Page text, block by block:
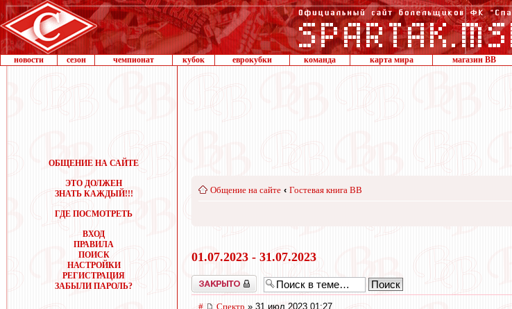
новости сезон чемпионат кубок еврокубки команда карта мира магазин ВВ
ОБЩЕНИЕ НА САЙТЕ
ЭТО ДОЛЖЕН
ЗНАТЬ КАЖДЫЙ!!!
ГДЕ ПОСМОТРЕТЬ
ВХОД
ПРАВИЛА
ПОИСК
НАСТРОЙКИ
РЕГИСТРАЦИЯ
ЗАБЫЛИ ПАРОЛЬ?
Общение на сайте ‹ Гостевая книга ВВ
01.07.2023 - 31.07.2023
Закрыто
# Спектр » 31 июл 2023 01:27